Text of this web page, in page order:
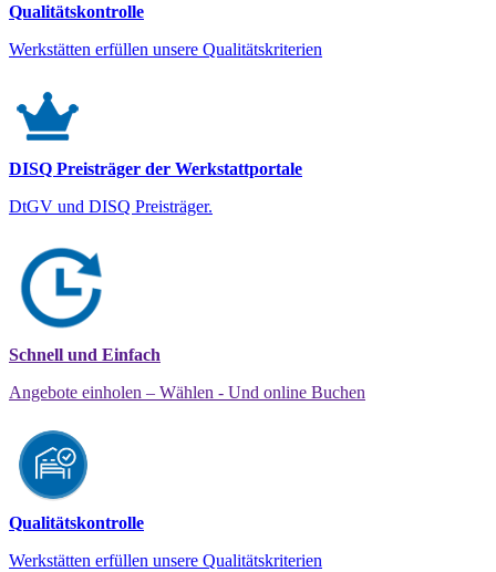
Qualitätskontrolle
Werkstätten erfüllen unsere Qualitätskriterien
DISQ Preisträger der Werkstattportale
DtGV und DISQ Preisträger.
Schnell und Einfach
Angebote einholen – Wählen - Und online Buchen
Qualitätskontrolle
Werkstätten erfüllen unsere Qualitätskriterien